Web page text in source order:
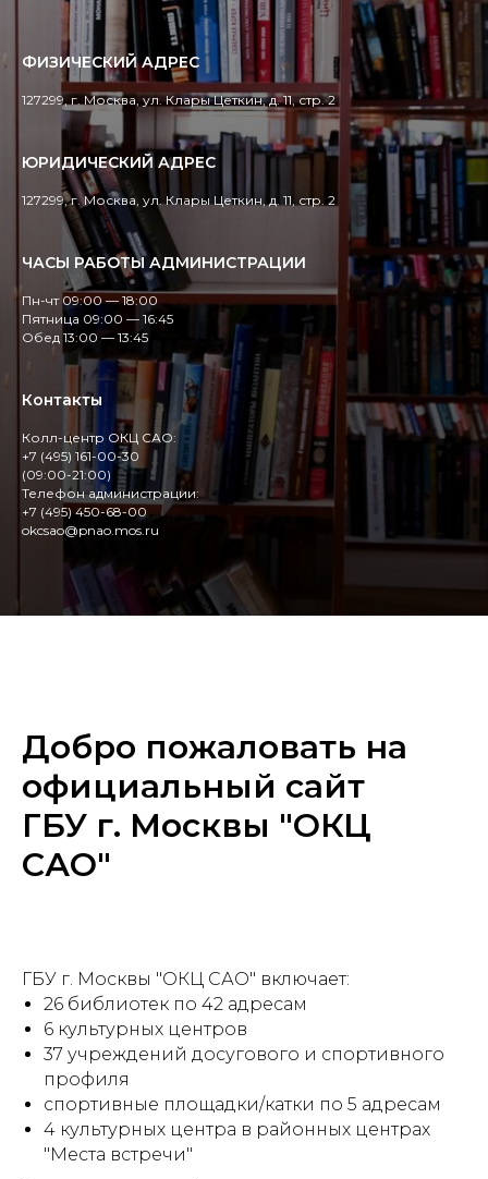
ФИЗИЧЕСКИЙ АДРЕС
127299, г. Москва, ул. Клары Цеткин, д. 11, стр. 2
ЮРИДИЧЕСКИЙ АДРЕС
127299, г. Москва, ул. Клары Цеткин, д. 11, стр. 2
ЧАСЫ РАБОТЫ АДМИНИСТРАЦИИ
Пн-чт 09:00 — 18:00
Пятница 09:00 — 16:45
Обед 13:00 — 13:45
Контакты
Колл-центр ОКЦ САО:
+7 (495) 161-00-30
(09:00-21:00)
Телефон администрации:
+7 (495) 450-68-00
okcsao@pnao.mos.ru
Добро пожаловать на
официальный сайт
ГБУ г. Москвы "ОКЦ
САО"
ГБУ г. Москвы "ОКЦ САО" включает:
26 библиотек по 42 адресам
6 культурных центров
37 учреждений досугового и спортивного
профиля
спортивные площадки/катки по 5 адресам
4 культурных центра в районных центрах
"Места встречи"